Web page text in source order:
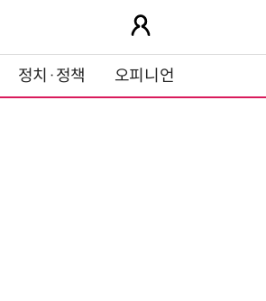
정치·정책 오피니언